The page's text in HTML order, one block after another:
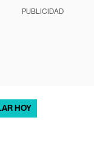
PUBLICIDAD
HOY